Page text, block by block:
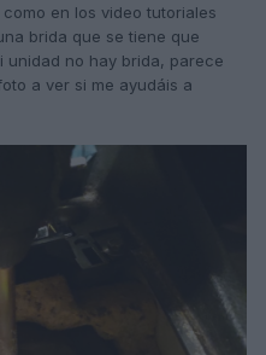
en los video tutoriales
brida que se tiene que
unidad no hay brida, parece
a ver si me ayudáis a